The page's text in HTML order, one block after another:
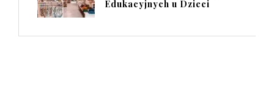
Edukacyjnych u Dzieci